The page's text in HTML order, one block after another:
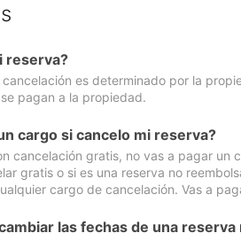
reserva?
cancelación es determinado por la
pagan a la propiedad.
cargo si cancelo mi reserva?
cancelación gratis, no vas a pagar un
gratis o si es una reserva no
cargo de cancelación. Vas a
las fechas de una